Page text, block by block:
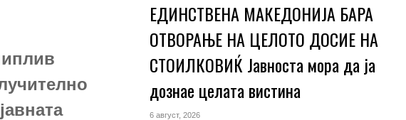
ЕДИНСТВЕНА МАКЕДОНИЈА БАРА
ОТВОРАЊЕ НА ЦЕЛОТО ДОСИЕ НА
СТОИЛКОВИЌ Јавноста мора да ја
дознае целата вистина
6 август, 2026